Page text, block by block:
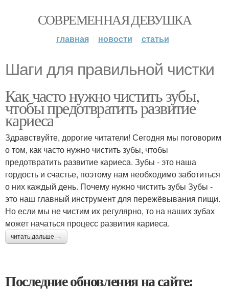
СОВРЕМЕННАЯ ДЕВУШКА
главная новости статьи
Шаги для правильной чистки
Как часто нужно чистить зубы,
чтобы предотвратить развитие
кариеса
Здравствуйте, дорогие читатели! Сегодня мы поговорим
о том, как часто нужно чистить зубы, чтобы
предотвратить развитие кариеса. Зубы - это наша
гордость и счастье, поэтому нам необходимо заботиться
о них каждый день. Почему нужно чистить зубы Зубы -
это наш главный инструмент для пережёвывания пищи.
Но если мы не чистим их регулярно, то на наших зубах
может начаться процесс развития кариеса.
читать дальше →
Последние обновления на сайте: